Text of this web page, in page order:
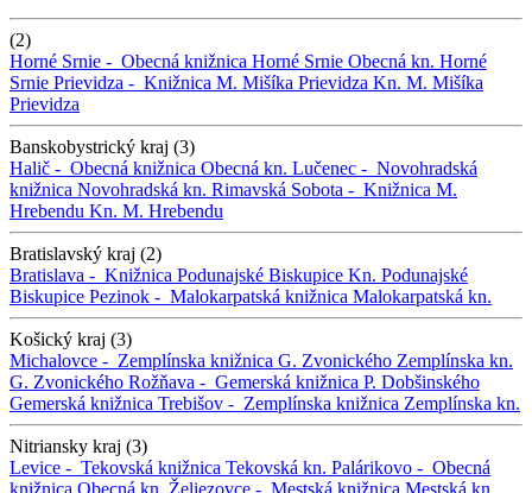
(2)
Horné Srnie - Obecná knižnica Horné Srnie Obecná kn. Horné
Srnie Prievidza - Knižnica M. Mišíka Prievidza Kn. M. Mišíka
Prievidza
Banskobystrický kraj (3)
Halič - Obecná knižnica Obecná kn. Lučenec - Novohradská
knižnica Novohradská kn. Rimavská Sobota - Knižnica M.
Hrebendu Kn. M. Hrebendu
Bratislavský kraj (2)
Bratislava - Knižnica Podunajské Biskupice Kn. Podunajské
Biskupice Pezinok - Malokarpatská knižnica Malokarpatská kn.
Košický kraj (3)
Michalovce - Zemplínska knižnica G. Zvonického Zemplínska kn.
G. Zvonického Rožňava - Gemerská knižnica P. Dobšinského
Gemerská knižnica Trebišov - Zemplínska knižnica Zemplínska kn.
Nitriansky kraj (3)
Levice - Tekovská knižnica Tekovská kn. Palárikovo - Obecná
knižnica Obecná kn. Želiezovce - Mestská knižnica Mestská kn.